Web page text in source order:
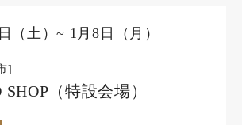
（土）~ 1月8日（月）
]
（特設会場）